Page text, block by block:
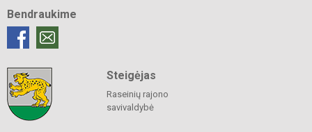
Bendraukime
Steigėjas
Raseinių rajono
savivaldybė